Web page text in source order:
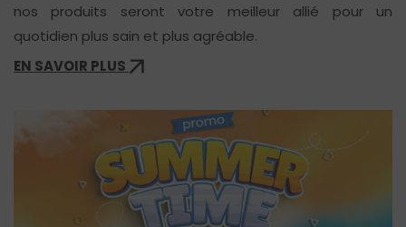
nos produits seront votre meilleur allié pour un
quotidien plus sain et plus agréable.
EN SAVOIR PLUS